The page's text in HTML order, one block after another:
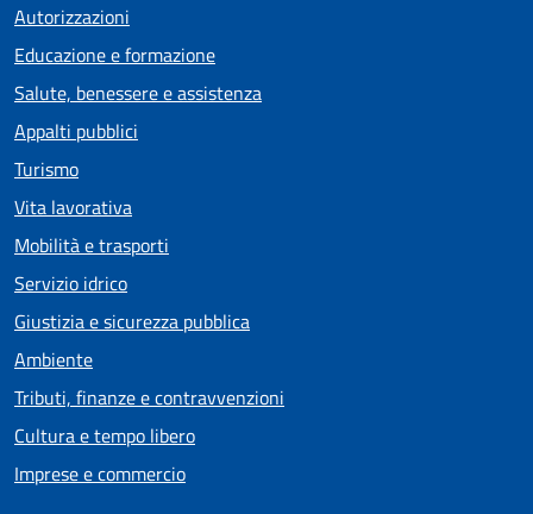
Autorizzazioni
Educazione e formazione
Salute, benessere e assistenza
Appalti pubblici
Turismo
Vita lavorativa
Mobilità e trasporti
Servizio idrico
Giustizia e sicurezza pubblica
Ambiente
Tributi, finanze e contravvenzioni
Cultura e tempo libero
Imprese e commercio